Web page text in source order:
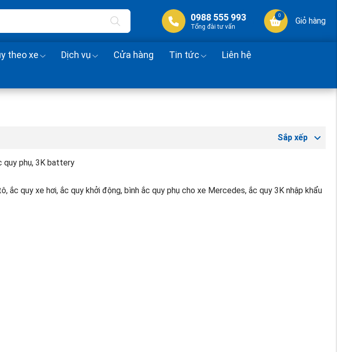
0988 555 993
Tổng đài tư vấn
0
Giỏ hàng
theo xe Dịch vụ Cửa hàng Tin tức Liên hệ
Sắp xếp
quy phụ, 3K battery
ắc quy xe hơi, ắc quy khởi động, bình ắc quy phụ cho xe Mercedes, ắc quy 3K nhập khẩu